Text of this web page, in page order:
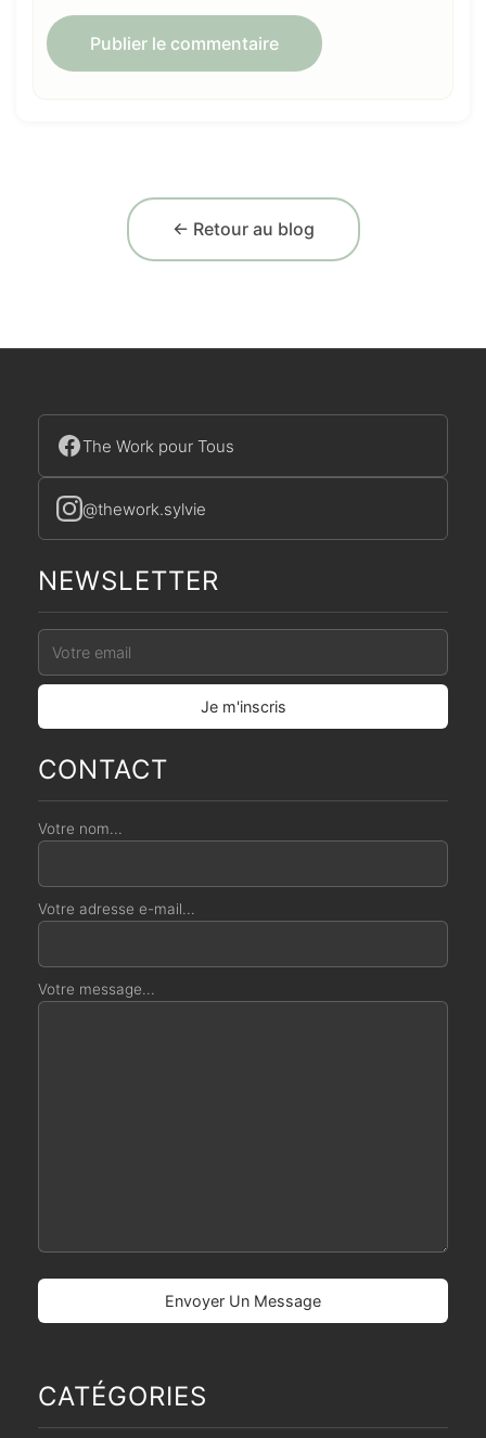
← Retour au blog
The Work pour Tous
@thework.sylvie
NEWSLETTER
CONTACT
Votre nom...
Votre adresse e-mail...
Votre message...
CATÉGORIES